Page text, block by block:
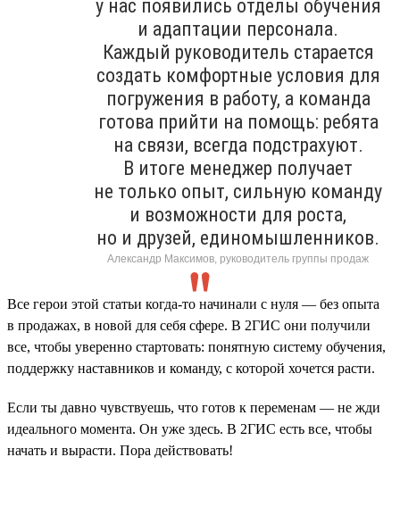
у нас появились отделы обучения
и адаптации персонала.
Каждый руководитель старается
создать комфортные условия для
погружения в работу, а команда
готова прийти на помощь: ребята
на связи, всегда подстрахуют.
В итоге менеджер получает
не только опыт, сильную команду
и возможности для роста,
но и друзей, единомышленников.
Александр Максимов, руководитель группы продаж
Все герои этой статьи когда-то начинали с нуля — без опыта
в продажах, в новой для себя сфере. В 2ГИС они получили
все, чтобы уверенно стартовать: понятную систему обучения,
поддержку наставников и команду, с которой хочется расти.
Если ты давно чувствуешь, что готов к переменам — не жди
идеального момента. Он уже здесь. В 2ГИС есть все, чтобы
начать и вырасти. Пора действовать!